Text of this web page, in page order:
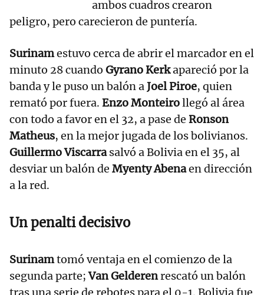
ambos cuadros crearon
peligro, pero carecieron de puntería.
Surinamestuvo cerca de abrir el marcador en el
minuto 28 cuando Gyrano Kerkapareció por la
banda y le puso un balón aJoel Piroe, quien
remató por fuera. Enzo Monteirollegó al área
con todo a favor en el 32, a pase de Ronson
Matheus, en la mejor jugada de los bolivianos.
Guillermo Viscarrasalvó a Bolivia en el 35, al
desviar un balón de Myenty Abenaen dirección
a la red.
Un penalti decisivo
Surinamtomó ventaja en el comienzo de la
segunda parte;Van Gelderenrescató un balón